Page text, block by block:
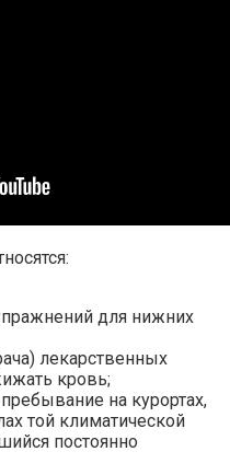
для нижних
лекарственных
кровь;
на курортах,
той климатической
постоянно